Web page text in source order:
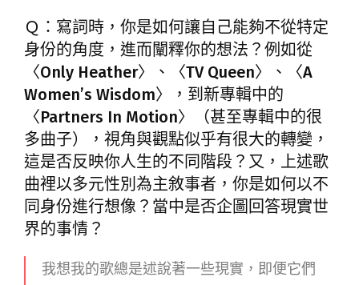
Ｑ：寫詞時，你是如何讓自己能夠不從特定
身份的角度，進而闡釋你的想法？例如從
〈Only Heather〉、〈TV Queen〉、〈A
Women’s Wisdom〉，到新專輯中的
〈Partners In Motion〉（甚至專輯中的很
多曲子），視角與觀點似乎有很大的轉變，
這是否反映你人生的不同階段？又，上述歌
曲裡以多元性別為主敘事者，你是如何以不
同身份進行想像？當中是否企圖回答現實世
界的事情？
我想我的歌總是述說著一些現實，即便它們